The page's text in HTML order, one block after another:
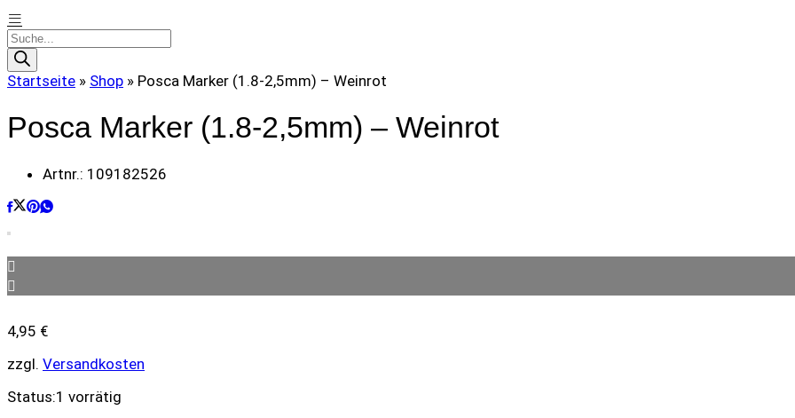
Products
search
Startseite » Shop » Posca Marker (1.8-2,5mm) – Weinrot
Posca Marker (1.8-2,5mm) – Weinrot
Artnr.: 109182526
4,95 €
zzgl. Versandkosten
Status:1 vorrätig